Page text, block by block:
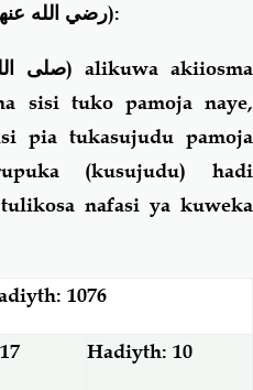
(رضي الله عنهما):
صلى) alikuwa akiiosma
sisi tuko pamoja naye,
pia tukasujudu pamoja
(kusujudu) hadi
nafasi ya kuweka
1076
Hadiyth: 10